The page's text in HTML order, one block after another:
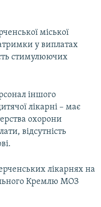
міської
у виплатах
стимулюючих
іншого
лікарні – має
охорони
відсутність
лікарнях на
Кремлю МОЗ